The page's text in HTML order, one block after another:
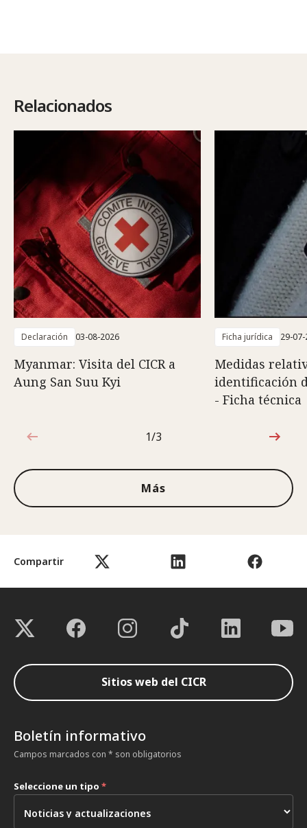
Compartir
Relacionados
Declaración 03-08-2026
Myanmar: Visita del CICR a
Aung San Suu Kyi
Ficha jurídica 29-
Medidas
identificación
- Ficha técnica
1de3
1/3
Más
Sitios web del CICR
Boletín informativo
Campos marcados con * son obligatorios
Seleccione un tipo *